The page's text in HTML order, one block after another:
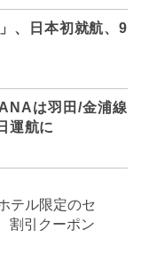
、日本初就航、9
は羽田/金浦線
運航に
テル限定のセ
割引クーポン